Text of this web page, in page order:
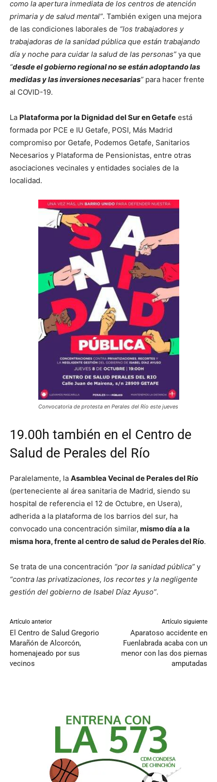
como la apertura inmediata de los centros de atención
primaria y de salud mental”. También exigen una mejora
de las condiciones laborales de “los trabajadores y
trabajadoras de la sanidad pública que están trabajando
día y noche para cuidar la salud de las personas” ya que
“desde el gobierno regional no se están adoptando las
medidas y las inversiones necesarias” para hacer frente
al COVID-19.
La Plataforma por la Dignidad del Sur en Getafe está
formada por PCE e IU Getafe, POSI, Más Madrid
compromiso por Getafe, Podemos Getafe, Sanitarios
Necesarios y Plataforma de Pensionistas, entre otras
asociaciones vecinales y entidades sociales de la
localidad.
Convocatoria de protesta en Perales del Río este jueves
19.00h también en el Centro de
Salud de Perales del Río
Paralelamente, la Asamblea Vecinal de Perales del Río
(perteneciente al área sanitaria de Madrid, siendo su
hospital de referencia el 12 de Octubre, en Usera),
adherida a la plataforma de los barrios del sur, ha
convocado una concentración similar, mismo día a la
misma hora, frente al centro de salud de Perales del Río.
Se trata de una concentración “por la sanidad pública” y
“contra las privatizaciones, los recortes y la negligente
gestión del gobierno de Isabel Díaz Ayuso”.
Artículo anterior
El Centro de Salud Gregorio
Marañón de Alcorcón,
homenajeado por sus
vecinos
Artículo siguiente
Aparatoso accidente en
Fuenlabrada acaba con un
menor con las dos piernas
amputadas